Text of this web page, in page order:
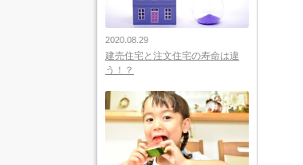
2020.08.29
建売住宅と注文住宅の寿命は違
う！？